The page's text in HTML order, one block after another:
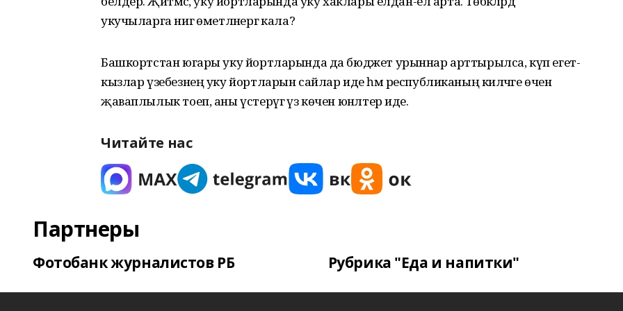
укучыларга нигә өметләнергә кала?
Башкортстан югары уку йортларында да бюджет урыннар арттырылса, күп егет-
кызлар үзебезнең уку йортларын сайлар иде һәм республиканың киләчәге өчен
җаваплылык тоеп, аны үстерүгә үз көчен юнәлтер иде.
Читайте нас
Партнеры
Фотобанк журналистов РБ Рубрика "Еда и напитки"